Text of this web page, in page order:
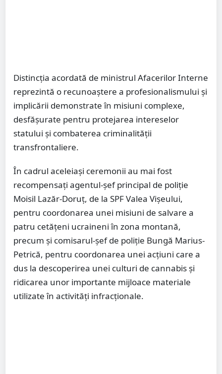
Distincția acordată de ministrul Afacerilor Interne
reprezintă o recunoaștere a profesionalismului și
implicării demonstrate în misiuni complexe,
desfășurate pentru protejarea intereselor
statului și combaterea criminalității
transfrontaliere.
În cadrul aceleiași ceremonii au mai fost
recompensați agentul-șef principal de poliție
Moisil Lazăr-Doruț, de la SPF Valea Vișeului,
pentru coordonarea unei misiuni de salvare a
patru cetățeni ucraineni în zona montană,
precum și comisarul-șef de poliție Bungă Marius-
Petrică, pentru coordonarea unei acțiuni care a
dus la descoperirea unei culturi de cannabis și
ridicarea unor importante mijloace materiale
utilizate în activități infracționale.